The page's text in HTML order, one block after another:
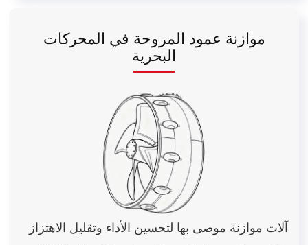
موازنة عمود المروحة في المحركات
البحرية
آلات موازنة موصى بها لتحسين الأداء وتقليل الاهتزاز